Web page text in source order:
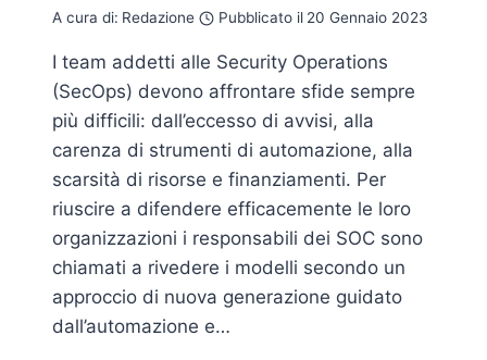
A cura di: Redazione Pubblicato il 20 Gennaio 2023
I team addetti alle Security Operations
(SecOps) devono affrontare sfide sempre
più difficili: dall’eccesso di avvisi, alla
carenza di strumenti di automazione, alla
scarsità di risorse e finanziamenti. Per
riuscire a difendere efficacemente le loro
organizzazioni i responsabili dei SOC sono
chiamati a rivedere i modelli secondo un
approccio di nuova generazione guidato
dall’automazione e…